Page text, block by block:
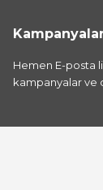
Hemen E-posta
kampanyalar ve